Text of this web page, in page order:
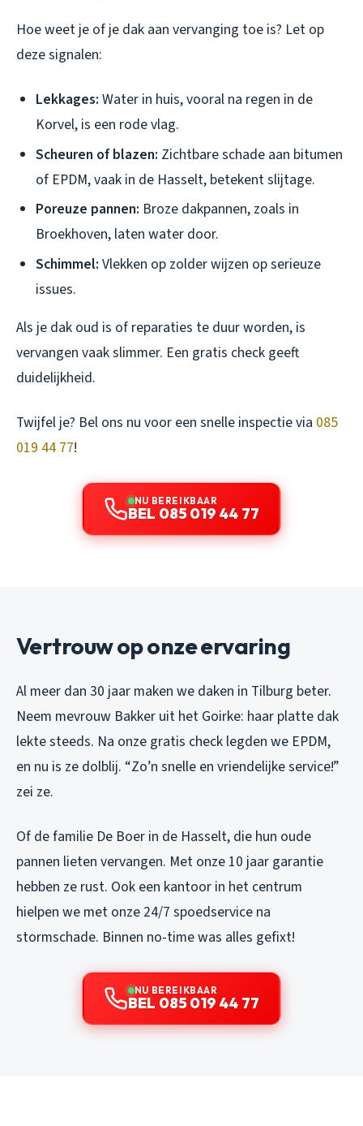
Hoe weet je of je dak aan vervanging toe is? Let op
deze signalen:
Lekkages: Water in huis, vooral na regen in de
Korvel, is een rode vlag.
Scheuren of blazen: Zichtbare schade aan bitumen
of EPDM, vaak in de Hasselt, betekent slijtage.
Poreuze pannen: Broze dakpannen, zoals in
Broekhoven, laten water door.
Schimmel: Vlekken op zolder wijzen op serieuze
issues.
Als je dak oud is of reparaties te duur worden, is
vervangen vaak slimmer. Een gratis check geeft
duidelijkheid.
Twijfel je? Bel ons nu voor een snelle inspectie via 085
019 44 77!
NU BEREIKBAAR
BEL 085 019 44 77
Vertrouw op onze ervaring
Al meer dan 30 jaar maken we daken in Tilburg beter.
Neem mevrouw Bakker uit het Goirke: haar platte dak
lekte steeds. Na onze gratis check legden we EPDM,
en nu is ze dolblij. “Zo’n snelle en vriendelijke service!”
zei ze.
Of de familie De Boer in de Hasselt, die hun oude
pannen lieten vervangen. Met onze 10 jaar garantie
hebben ze rust. Ook een kantoor in het centrum
hielpen we met onze 24/7 spoedservice na
stormschade. Binnen no-time was alles gefixt!
NU BEREIKBAAR
BEL 085 019 44 77